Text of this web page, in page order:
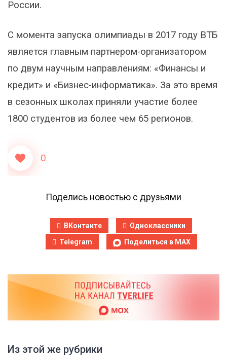
России.
С момента запуска олимпиады в 2017 году ВТБ
является главным партнером-организатором
по двум научным направлениям: «Финансы и
кредит» и «Бизнес-информатика». За это время
в сезонных школах приняли участие более
1800 студентов из более чем 65 регионов.
0
Поделись новостью с друзьями
ВКонтакте
Одноклассники
Telegram
Поделиться в MAX
Из этой же рубрики